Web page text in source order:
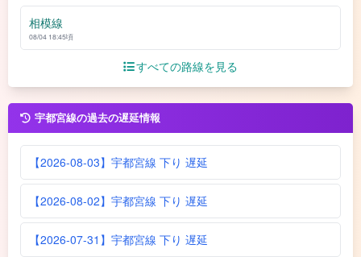
相模線
08/04 18:45頃
すべての路線を見る
宇都宮線の過去の遅延情報
【2026-08-03】宇都宮線 下り 遅延
【2026-08-02】宇都宮線 下り 遅延
【2026-07-31】宇都宮線 下り 遅延